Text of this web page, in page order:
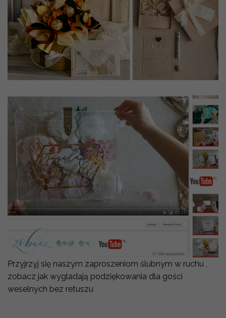
Przyjrzyj się naszym zaproszeniom ślubnym w ruchu ,
zobacz jak wygladają podziękowania dla gości
weselnych bez retuszu